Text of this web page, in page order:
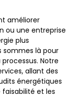
améliorer
ou une entreprise
plus
sommes là pour
Notre
allant des
énergétiques
et les